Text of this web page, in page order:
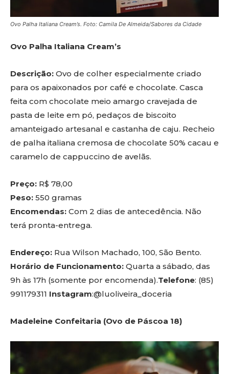
Ovo Palha Italiana Cream’s. Foto: Camila De Almeida/Sabores da Cidade
Ovo Palha Italiana Cream’s
Descrição: Ovo de colher especialmente criado
para os apaixonados por café e chocolate. Casca
feita com chocolate meio amargo cravejada de
pasta de leite em pó, pedaços de biscoito
amanteigado artesanal e castanha de caju. Recheio
de palha italiana cremosa de chocolate 50% cacau e
caramelo de cappuccino de avelãs.
Preço: R$ 78,00
Peso: 550 gramas
Encomendas: Com 2 dias de antecedência. Não
terá pronta-entrega.
Endereço: Rua Wilson Machado, 100, São Bento.
Horário de Funcionamento: Quarta a sábado, das
9h às 17h (somente por encomenda).Telefone: (85)
991179311 Instagram:@luoliveira_doceria
Madeleine Confeitaria (Ovo de Páscoa 18)